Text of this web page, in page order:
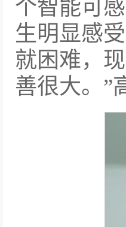
个智能可
生明显感
就困难，
善很大。”